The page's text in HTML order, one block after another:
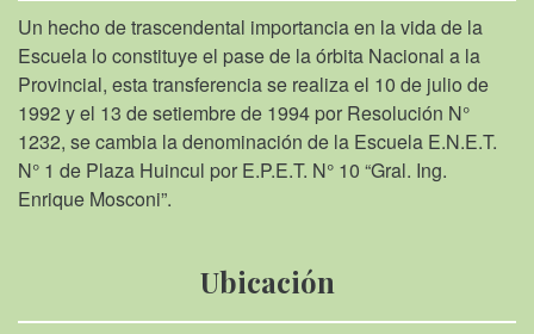
Un hecho de trascendental importancia en la vida de la
Escuela lo constituye el pase de la órbita Nacional a la
Provincial, esta transferencia se realiza el 10 de julio de
1992 y el 13 de setiembre de 1994 por Resolución N°
1232, se cambia la denominación de la Escuela E.N.E.T.
N° 1 de Plaza Huincul por E.P.E.T. N° 10 “Gral. Ing.
Enrique Mosconi”.
Ubicación